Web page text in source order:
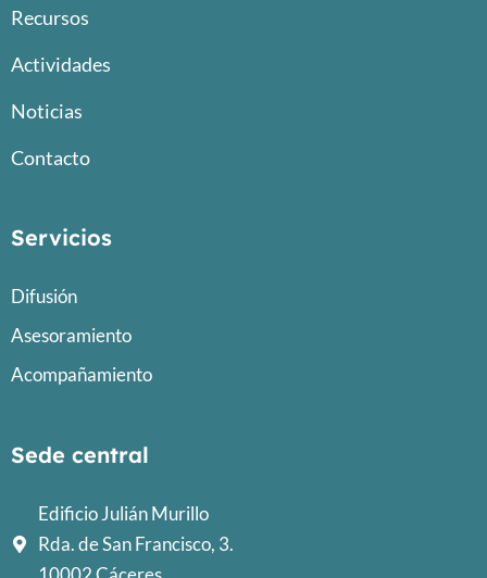
Recursos
Actividades
Noticias
Contacto
Servicios
Difusión
Asesoramiento
Acompañamiento
Sede central
Edificio Julián Murillo
Rda. de San Francisco, 3.